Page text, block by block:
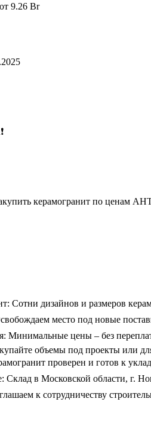
от 9.26 Br
керамогранит по ценам
Сотни дизайнов и размеров
место под новые
Минимальные цены – без
объемы под проекты или
проверен и готов к
Склад в Московской области, г.
к сотрудничеству